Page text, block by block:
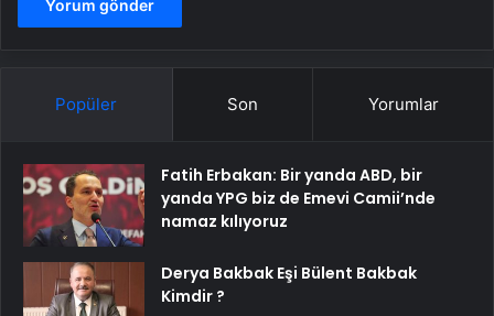
Popüler Son Yorumlar
Fatih Erbakan: Bir yanda ABD, bir
yanda YPG biz de Emevi Camii’nde
namaz kılıyoruz
Derya Bakbak Eşi Bülent Bakbak
Kimdir ?